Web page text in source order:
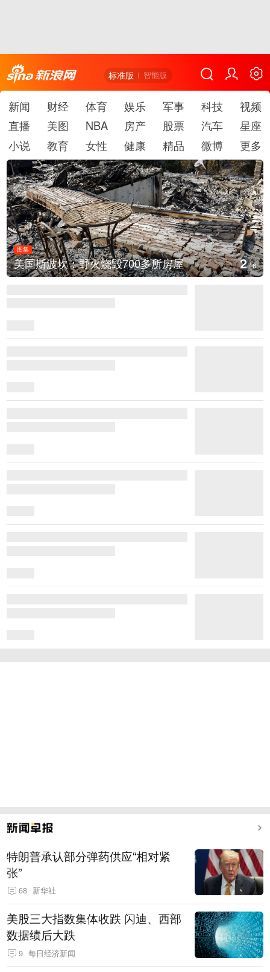
标准版 智能版
新闻 财经 体育 娱乐 军事 科技
视频
直播
美图 NBA 房产 股票 汽车
星座
小说
教育 女性 健康 精品 微博 更多
图集
美国斯波坎：野火烧毁700多所房屋 2/6
特朗普承认部分弹药供应“相对紧
张”
68 新华社
美股三大指数集体收跌 闪迪、西部
数据绩后大跌
9 每日经济新闻